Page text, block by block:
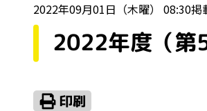
2022年09月01日（木曜） 08:30掲
2022年度（第